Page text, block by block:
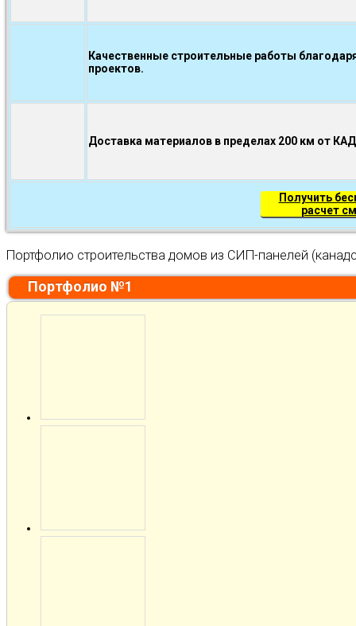
Качественные строительные работы
проектов.
Доставка материалов в пределах 200 км от
Получить
расчет
Портфолио строительства домов из СИП-панелей
Портфолио №1